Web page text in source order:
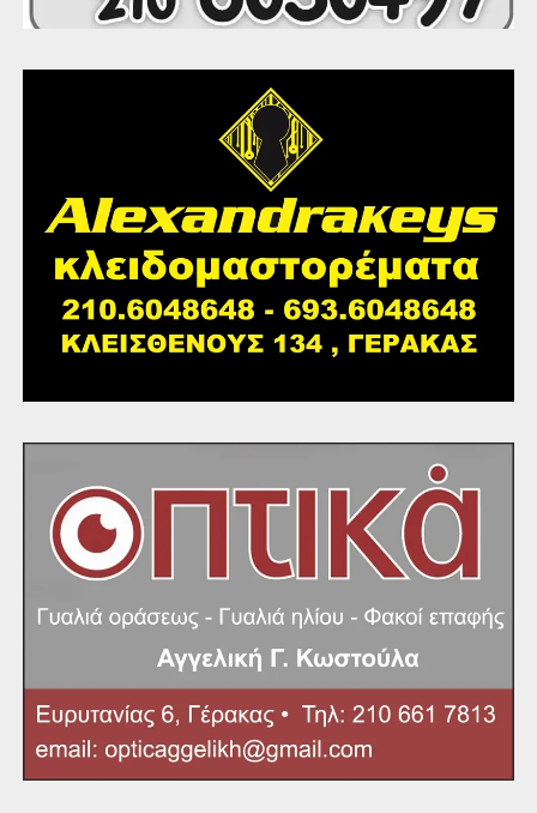
δράσεων. Πέτυχε να εμπλέξει τους μαθητές να
διασκεδαστικό και δημιουργικό τρόπο.
Χρησιμοποιήθηκαν μέθοδοι εμπλοκής και κινητοποίησης
των μαθητών και δημιουργήθηκαν οι κατάλληλες
συνθήκες για την ανάληψη πρωτοβουλιών εκ μέρους
τους, την πλήρη ενεργοποίηση της ομάδας και ανάπτυξη
θετικών εικόνων για την ευρωπαϊκή τους ταυτότητα.
Μεγάλη ήταν η απήχηση στους γονείς και ο αντίκτυπος
στην τοπική κοινωνία.
Το 2ο ΓΕΛ Γέρακα είναι ένα δημόσιο εκπαιδευτικό ίδρυμα
αναπόσπαστο μέρος της σχολικής μας κουλτούρας. Η
υλοποίηση ευρωπαϊκών προγραμμάτων δεν γίνεται
αποσπασματικά αλλά μέσα σε ένα κλίμα ολιστικής
σχολικής προσέγγισης, που ακολουθείται με συνέπεια και
σταθερότητα εδώ και 9 χρόνια, διαμορφώνοντας τη
και εξοικειώνει τους μαθητές με την ιδιότητα του
Ευρωπαίου πολίτη. Γι’ αυτό, άλλωστε, και ο τομέας της
Αγωγής Ενεργών Πολιτών είναι πολύ δραστήριος. Μία
ομάδα αφοσιωμένων εκπαιδευτικών προετοιμάζουν τους
μαθητές να συμμετάσχουν σε Μαθητικά Συμπόσια:
Μαθητικό Συμπόσιο του Δικτύου Λυκείων ASPnet